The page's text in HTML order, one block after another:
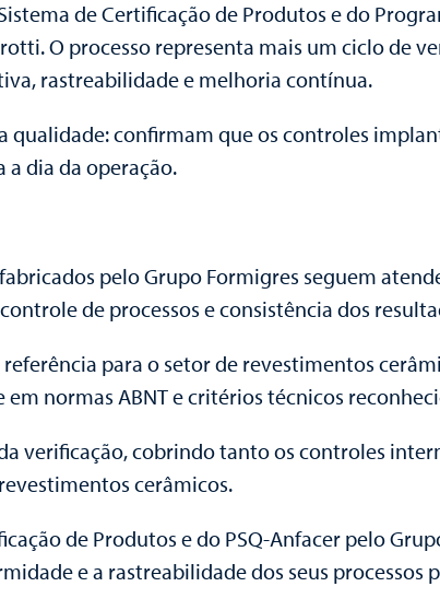
de Certificação de Produtos e do
O processo representa mais um ciclo de
rastreabilidade e melhoria contínua.
confirmam que os controles
a dia da operação.
pelo Grupo Formigres seguem
de processos e consistência dos
para o setor de revestimentos
normas ABNT e critérios técnicos
verificação, cobrindo tanto os controles
cerâmicos.
de Produtos e do PSQ-Anfacer pelo
e a rastreabilidade dos seus processos